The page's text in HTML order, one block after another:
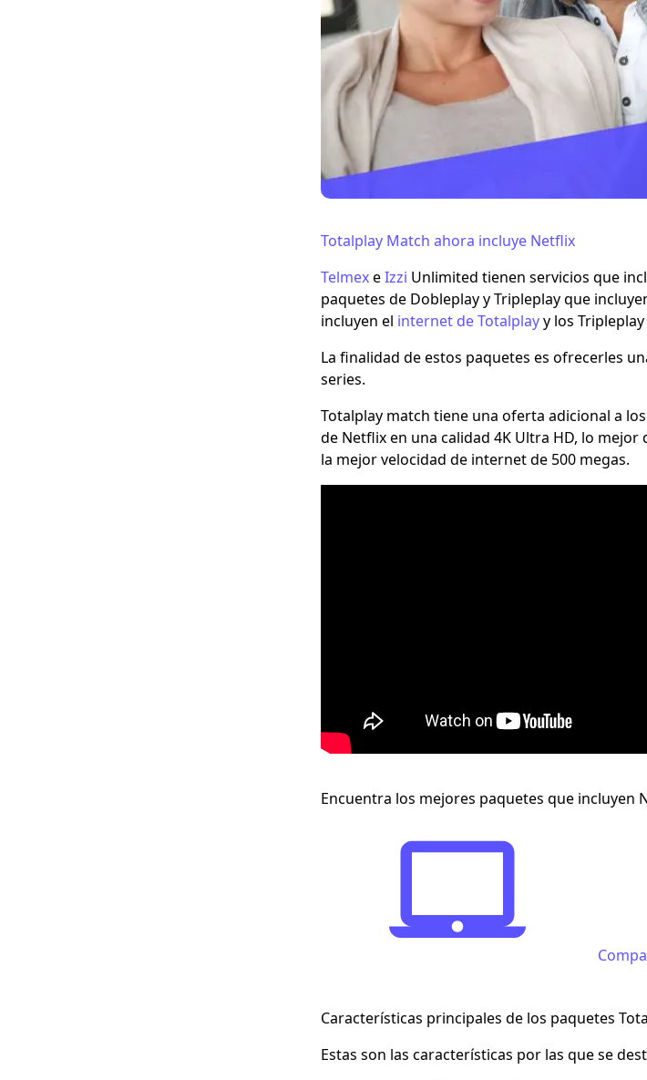
Totalplay Match ahora incluye Netflix
TelmexeIzzi Unlimited tienen servicios que
paquetes de Dobleplay y Tripleplay que
incluyen el internet de Totalplayy los
La finalidad de estos paquetes es ofrecerles
series.
Totalplay match tiene una oferta adicional a
de Netflix en una calidad 4K Ultra HD, lo
la mejor velocidad de internet de 500 megas.
Encuentra los mejores paquetes que incluyen
Características principales de los paquetes
Estas son las características por las que se